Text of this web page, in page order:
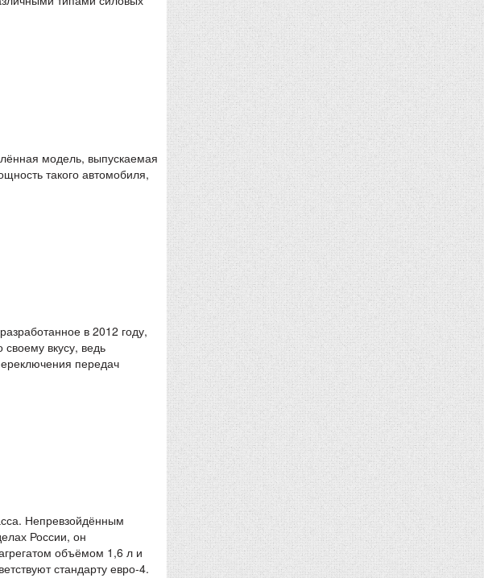
модель, выпускаемая
такого автомобиля,
в 2012 году,
вкусу, ведь
передач
Непревзойдённым
России, он
объёмом 1,6 л и
стандарту евро-4.